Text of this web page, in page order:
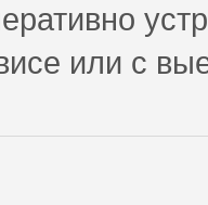
или с